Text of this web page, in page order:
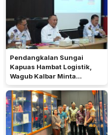
Pendangkalan Sungai
Kapuas Hambat Logistik,
Wagub Kalbar Minta
Pengerukan Diprioritaskan